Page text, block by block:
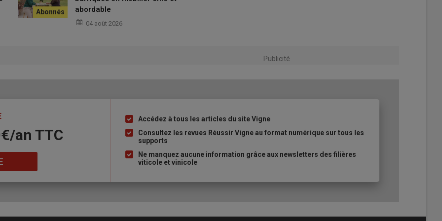
abordable
04 août 2026
Publicité
an​ TTC
Liste
à
puce
Accédez à tous les articles du site Vigne
Consultez les revues Réussir Vigne au format numérique sur tous les
supports
Ne manquez aucune information grâce aux newsletters des filières
viticole et vinicole